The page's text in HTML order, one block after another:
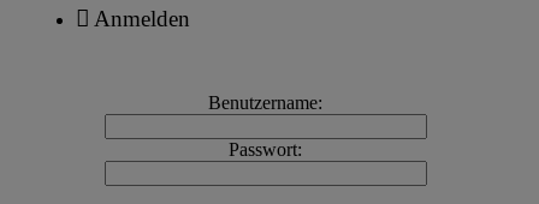
Anmelden
Benutzername:
Passwort: